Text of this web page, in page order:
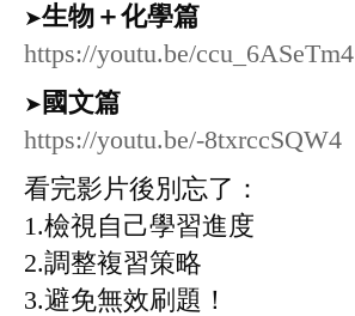
➤生物＋化學篇
https://youtu.be/ccu_6ASeTm4
➤ 國文篇
https://youtu.be/-8txrccSQW4
看完影片後別忘了：
1.檢視自己學習進度
2.調整複習策略
3.避免無效刷題！